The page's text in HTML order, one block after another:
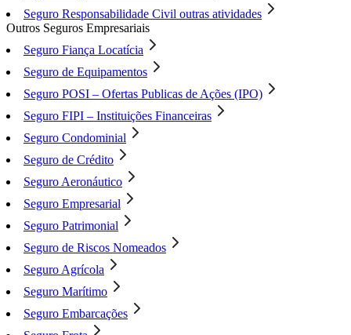
Seguro Responsabilidade Civil outras atividades
Outros Seguros Empresariais
Seguro Fiança Locatícia
Seguro de Equipamentos
Seguro POSI – Ofertas Publicas de Ações (IPO)
Seguro FIPI – Instituições Financeiras
Seguro Condominial
Seguro de Crédito
Seguro Aeronáutico
Seguro Empresarial
Seguro Patrimonial
Seguro de Riscos Nomeados
Seguro Agrícola
Seguro Marítimo
Seguro Embarcações